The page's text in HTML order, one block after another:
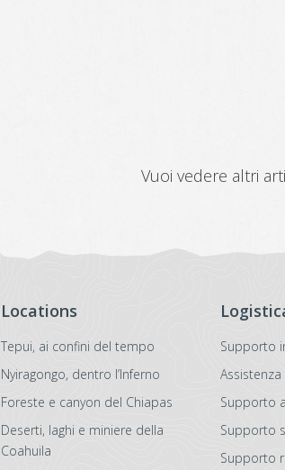
Vuoi vedere altri
Locations
Tepui, ai confini del tempo
Nyiragongo, dentro l’Inferno
Foreste e canyon del Chiapas
Deserti, laghi e miniere della
Coahuila
Supporto
Supporto
Supporto
Supporto